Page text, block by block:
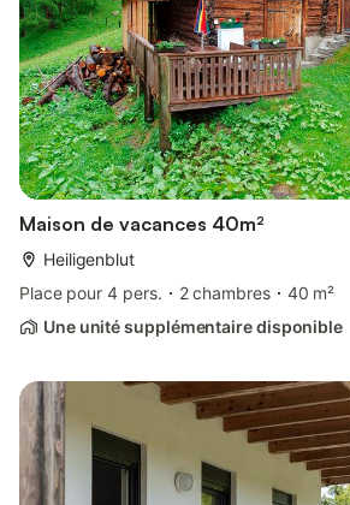
Maison de vacances 40m²
Heiligenblut
Place pour 4 pers.
2 chambres
40 m²
Une unité supplémentaire disponible